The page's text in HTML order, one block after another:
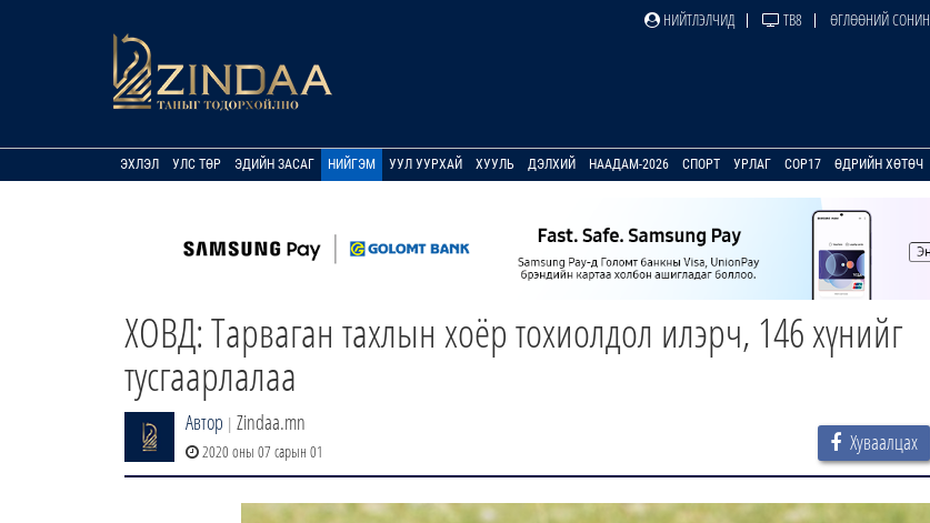
НИЙТЛЭЛЧИД ТВ8 ӨГЛӨӨНИЙ СОНИН
ЭХЛЭЛ УЛС ТӨР ЭДИЙН ЗАСАГ НИЙГЭМ УУЛ УУРХАЙ ХУУЛЬ ДЭЛХИЙ НААДАМ-2026 СПОРТ УРЛАГ COP17 ӨДРИЙН ХӨТӨЧ
ХОВД: Тарваган тахлын хоёр тохиолдол илэрч, 146 хүнийг
тусгаарлалаа
Автор | Zindaa.mn
2020 оны 07 сарын 01 Хуваалцах